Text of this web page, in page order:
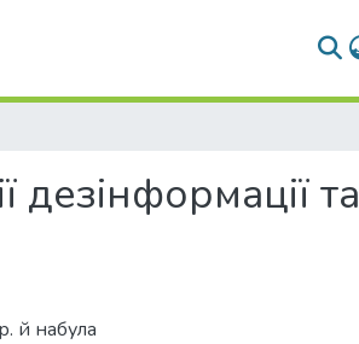
та
й набула